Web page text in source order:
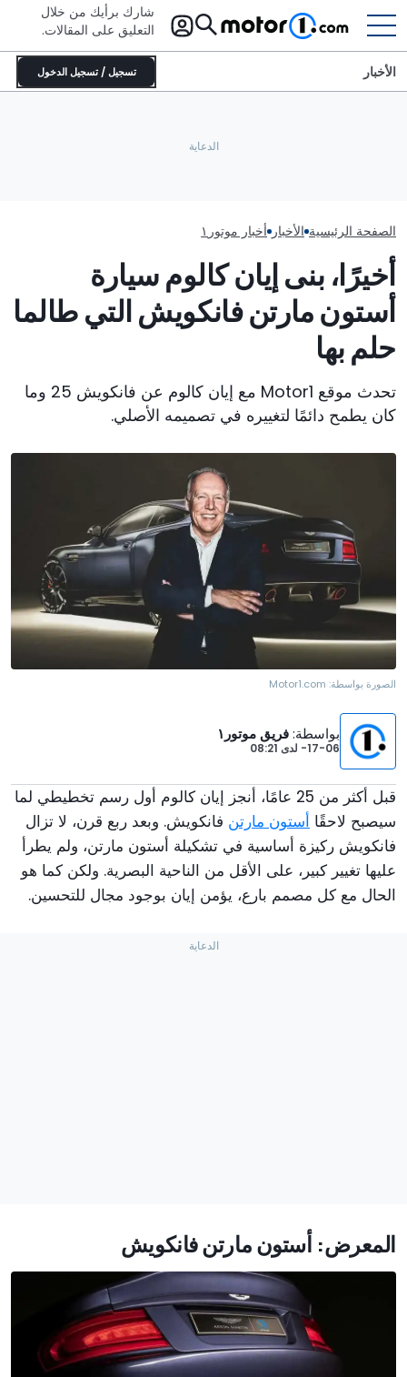
شارك برأيك من خلال
التعليق على المقالات.
تسجيل / تسجيل الدخول الأخبار
الصفحة الرئيسية الأخبار أخبار موتور١
أخيرًا، بنى إيان كالوم سيارة
أستون مارتن فانكويش التي طالما
حلم بها
تحدث موقع Motor1 مع إيان كالوم عن فانكويش 25 وما
كان يطمح دائمًا لتغييره في تصميمه الأصلي.
الصورة بواسطة: Motor1.com
بواسطة:فريق موتور١
17-06- لدى
قبل أكثر من 25 عامًا، أنجز إيان كالوم أول رسم تخطيطي لما
سيصبح لاحقًا أستون مارتن فانكويش. وبعد ربع قرن، لا تزال
فانكويش ركيزة أساسية في تشكيلة أستون مارتن، ولم يطرأ
عليها تغيير كبير، على الأقل من الناحية البصرية. ولكن كما هو
الحال مع كل مصمم بارع، يؤمن إيان بوجود مجال للتحسين.
المعرض: أستون مارتن فانكويش